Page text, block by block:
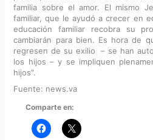
familia sobre el amor. El mismo
familiar, que le ayudó a crecer en
educación familiar recobra su
cambiarán para bien. Es hora de
regresen de su exilio – se han
los hijos – y se impliquen
hijos”.
Fuente: news.va
Comparte en: